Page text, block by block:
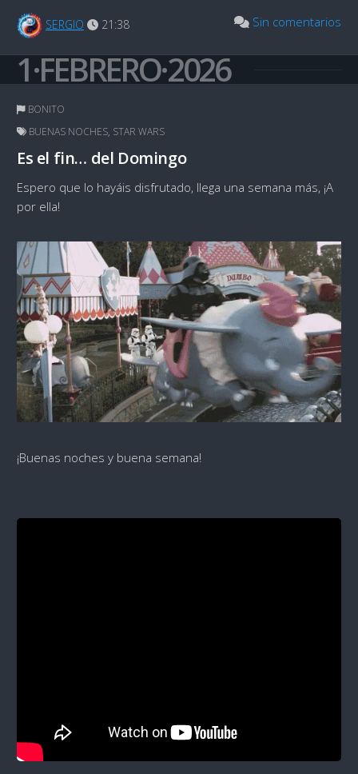
SERGIO 21:38 Sin comentarios
1·FEBRERO·2026
BONITO
BUENAS NOCHES, STAR WARS
Es el fin… del Domingo
Espero que lo hayáis disfrutado, llega una semana más, ¡A
por ella!
¡Buenas noches y buena semana!